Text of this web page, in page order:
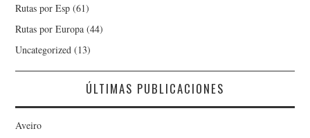
Rutas por Esp (61)
Rutas por Europa (44)
Uncategorized (13)
ÚLTIMAS PUBLICACIONES
Aveiro